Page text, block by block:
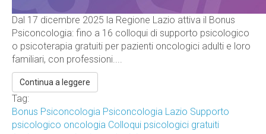
Dal 17 dicembre 2025 la Regione Lazio attiva il Bonus
Psiconcologia: fino a 16 colloqui di supporto psicologico
o psicoterapia gratuiti per pazienti oncologici adulti e loro
familiari, con professioni....
Continua a leggere
Tag:
Bonus Psiconcologia Psiconcologia Lazio Supporto
psicologico oncologia Colloqui psicologici gratuiti